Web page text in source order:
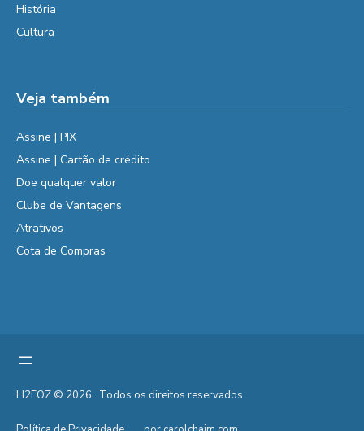
História
Cultura
Veja também
Assine | PIX
Assine | Cartão de crédito
Doe qualquer valor
Clube de Vantagens
Atrativos
Cota de Compras
H2FOZ © 2026 . Todos os direitos reservados